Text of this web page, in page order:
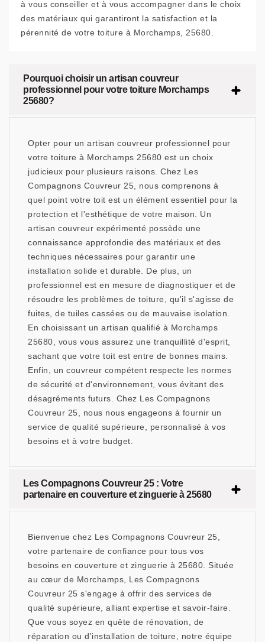
à vous conseiller et à vous accompagner dans le choix
des matériaux qui garantiront la satisfaction et la
pérennité de votre toiture à Morchamps, 25680.
Pourquoi choisir un artisan couvreur
professionnel pour votre toiture Morchamps
25680?
Opter pour un artisan couvreur professionnel pour
votre toiture à Morchamps 25680 est un choix
judicieux pour plusieurs raisons. Chez Les
Compagnons Couvreur 25, nous comprenons à
quel point votre toit est un élément essentiel pour la
protection et l'esthétique de votre maison. Un
artisan couvreur expérimenté possède une
connaissance approfondie des matériaux et des
techniques nécessaires pour garantir une
installation solide et durable. De plus, un
professionnel est en mesure de diagnostiquer et de
résoudre les problèmes de toiture, qu'il s'agisse de
fuites, de tuiles cassées ou de mauvaise isolation.
En choisissant un artisan qualifié à Morchamps
25680, vous vous assurez une tranquillité d'esprit,
sachant que votre toit est entre de bonnes mains.
Enfin, un couvreur compétent respecte les normes
de sécurité et d'environnement, vous évitant des
désagréments futurs. Chez Les Compagnons
Couvreur 25, nous nous engageons à fournir un
service de qualité supérieure, personnalisé à vos
besoins et à votre budget.
Les Compagnons Couvreur 25 : Votre
partenaire en couverture et zinguerie à 25680
Bienvenue chez Les Compagnons Couvreur 25,
votre partenaire de confiance pour tous vos
besoins en couverture et zinguerie à 25680. Située
au cœur de Morchamps, Les Compagnons
Couvreur 25 s'engage à offrir des services de
qualité supérieure, alliant expertise et savoir-faire.
Que vous soyez en quête de rénovation, de
réparation ou d'installation de toiture, notre équipe